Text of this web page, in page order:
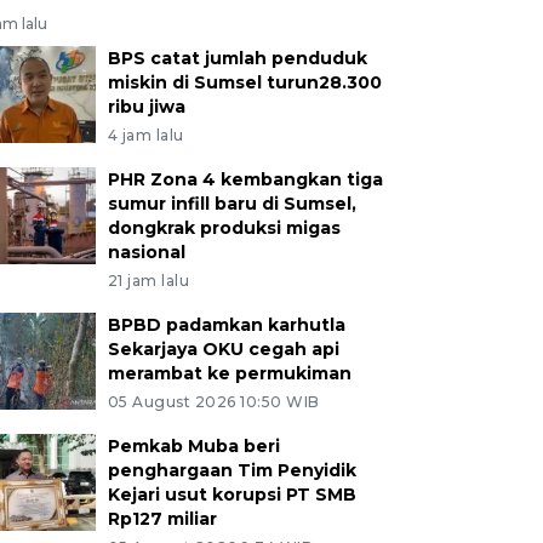
lalu
BPS catat jumlah penduduk
miskin di Sumsel turun28.300
ribu jiwa
4 jam lalu
PHR Zona 4 kembangkan tiga
sumur infill baru di Sumsel,
dongkrak produksi migas
nasional
21 jam lalu
BPBD padamkan karhutla
Sekarjaya OKU cegah api
merambat ke permukiman
05 August 2026 10:50 WIB
Pemkab Muba beri
penghargaan Tim Penyidik
Kejari usut korupsi PT SMB
Rp127 miliar